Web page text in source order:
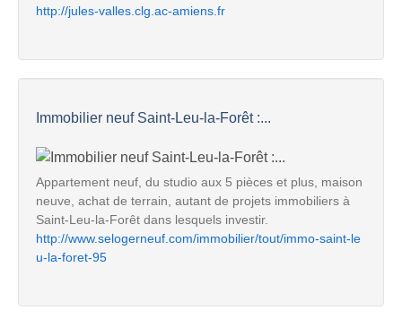
http://jules-valles.clg.ac-amiens.fr
Immobilier neuf Saint-Leu-la-Forêt :...
Appartement neuf, du studio aux 5 pièces et plus, maison
neuve, achat de terrain, autant de projets immobiliers à
Saint-Leu-la-Forêt dans lesquels investir.
http://www.selogerneuf.com/immobilier/tout/immo-saint-le
u-la-foret-95